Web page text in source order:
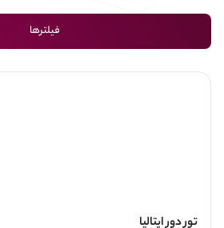
فیلترها
تور دور ایتالیا